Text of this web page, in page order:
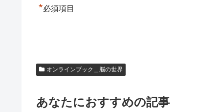
*必須項目
オンラインブック＿脳の世界
あなたにおすすめの記事